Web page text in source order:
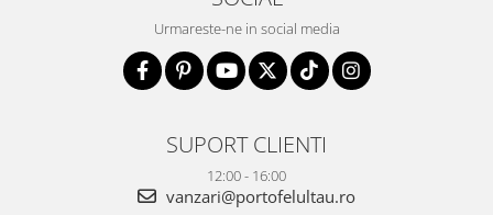
Urmareste-ne in social media
SUPORT CLIENTI
12:00 - 16:00
vanzari@portofelultau.ro